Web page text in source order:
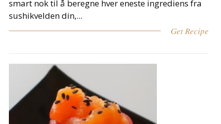
smart nok til å beregne hver eneste ingrediens fra
sushikvelden din,...
Get Recipe